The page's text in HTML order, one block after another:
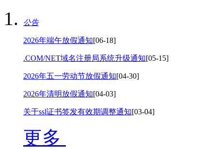
公告
2026年端午放假通知[06-18]
.COM/NET域名注册局系统升级通知[05-15]
2026年五一劳动节放假通知[04-30]
2026年清明放假通知[04-03]
关于ssl证书签发有效期调整通知[03-04]
更多